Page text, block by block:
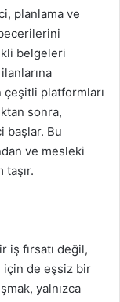
planlama ve
belgeleri
platformları
sonra,
başlar. Bu
ve mesleki
iş fırsatı değil,
için de eşsiz bir
yalnızca